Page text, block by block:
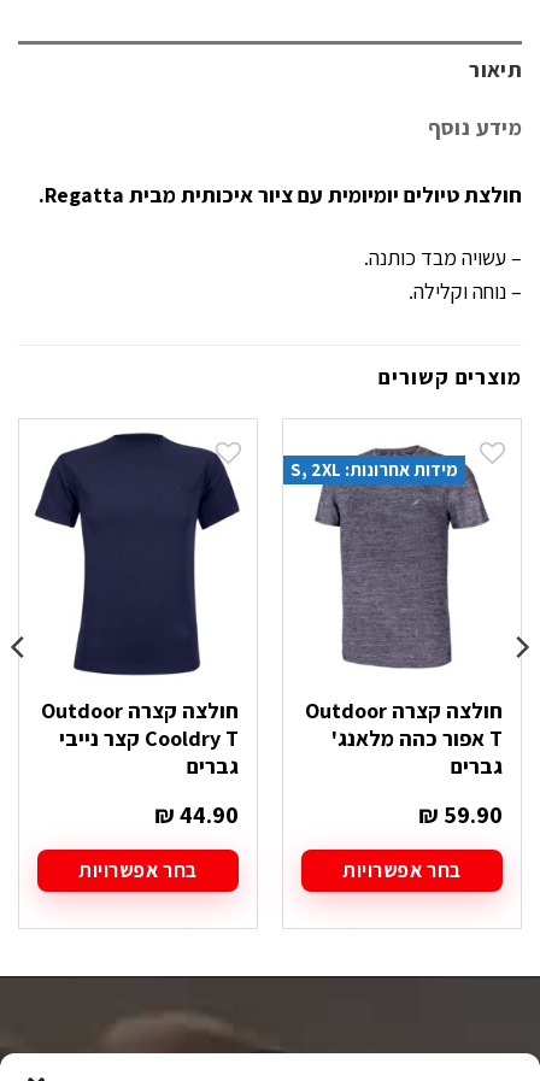
תיאור
מידע נוסף
חולצת טיולים יומיומית עם ציור איכותית מבית Regatta.
– עשויה מבד כותנה.
– נוחה וקלילה.
מוצרים קשורים
מידות אחרונות: S, 2XL
חולצה קצרה Outdoor
T אפור כהה מלאנג'
גברים
₪ 59.90
בחר אפשרויות
זה
מספר
חולצה קצרה Outdoor
Cooldry T קצר נייבי
גברים
₪44.90
בחר אפשרויות
זה
מספר
ניתן
לבחור